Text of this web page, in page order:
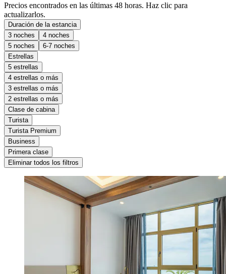
Precios encontrados en las últimas 48 horas. Haz clic para
actualizarlos.
Duración de la estancia
3 noches
4 noches
5 noches
6-7 noches
Estrellas
5 estrellas
4 estrellas o más
3 estrellas o más
2 estrellas o más
Clase de cabina
Turista
Turista Premium
Business
Primera clase
Eliminar todos los filtros